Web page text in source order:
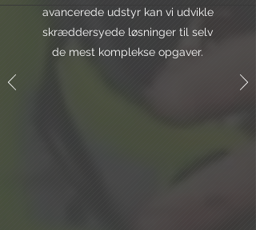
avancerede udstyr kan vi udvikle
skræddersyede løsninger til selv
de mest komplekse opgaver.